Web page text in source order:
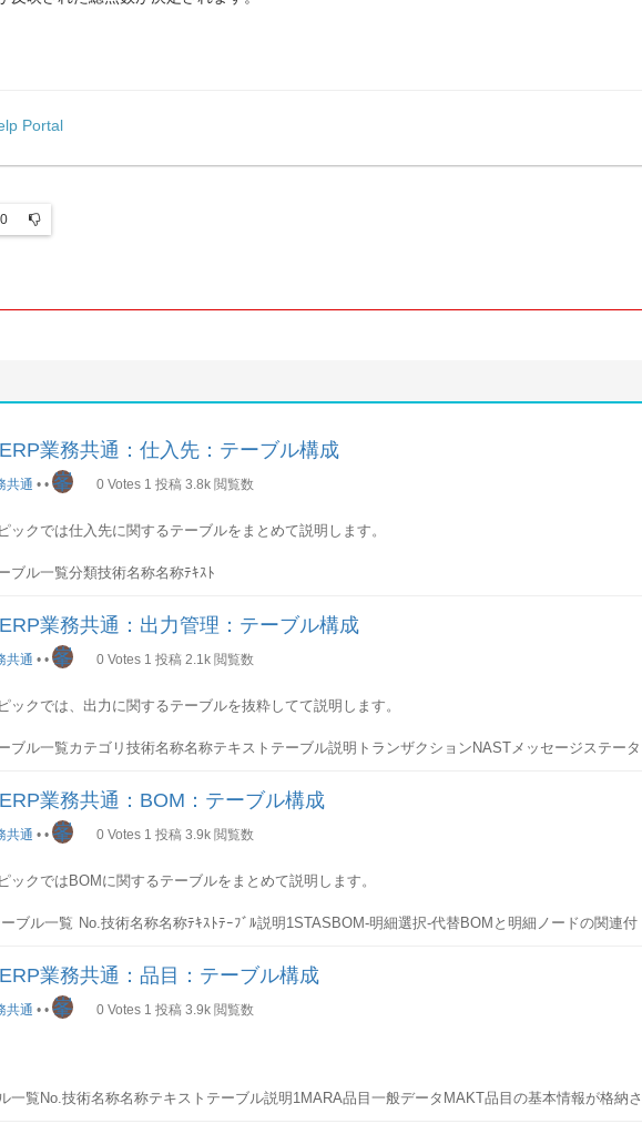
Portal
0
業務共通：仕入先：テーブル構成
共通 ••峯 0 Votes 1 投稿 3.8k 閲覧数
ックでは仕入先に関するテーブルをまとめて説明します。
ブル一覧分類技術名称名称ﾃｷｽﾄ
ョン)--LFB1仕入先マスタ(会社コード)--LFB5仕入先マスタ(督促処理データ)--LFBK仕入先マスタ
)--LFM1仕入先マスタ購買組織データ--LFZA許可されている代理受取人--WTY1仕入先部門--WYT3
能--トラン---テーブル関連図
)
ションでは各テーブル項目を抜粋して順次説明していきます。
ブル
PK技術名称名称説明○LIFNR仕入先コード- LAND1国コード- NAME1名称- DTAMSDME
DTAWS手数料コード- KTOKK勘定グループ- XCPDKワンタイム勘定- STCEG消費税登録
銀行情報が格納されます。
(抜粋)PK技術名称名称説明○LIFNR仕入先コード-○BANKS銀行国コード-○BANKL銀行コード-
(抜粋)
PK技術名称名称説明○LIFNR仕入先コード-○BUKRS会社コード- AKONT統制勘定-
支払方法- ZAHLS支払保留- ZTERM支払条件- QSSKZ源泉徴収税Cd- ---LFM1テーブル
INCO1インコタームズ- WEBRE入庫基準請求書- MEPRF価格設定日制御- EKGRP購買グル
業務共通：出力管理：テーブル構成
共通 ••峯 0 Votes 1 投稿 2.1k 閲覧数
ックでは、出力に関するテーブルを抜粋してて説明します。
ブル一覧 カテゴリ技術名称名称テキストテーブル説明トランザクションNASTメッセージステータ
出力カテゴリ・タイプに対するプログラム・フォーム・書類形式--詳細(トランザクション)
のレコード。
出力レコードが格納されます。
カテゴリ技術名称名称説明PKKAPPLApplicationEA:購買見積以来,EF:購買発注 etcOBJKY対象キ
伝票番号KSCHLメッセージタイプ-SPRAS言語-PARNR取引先-PARVWパートナ機能-ERDAT登録
登録時刻-出力制御NACHA送信媒体1:印刷,2:FAX etcANZAL送信タイミング3:専用機能により送
-DATVR処理日-UHRVR処理時間-その他MANUEマニュアル処理メッセージマニュアルフラグ※2---
の購買発注機能で、出力は最終承認時に実行させる必要があります。そこで、その以外の保存処
で登録されたメッセージは空白、ユーザがマニュアルで入力したメッセージはXに設定されます。
業務共通：BOM：テーブル構成
共通 ••峯 0 Votes 1 投稿 3.9k 閲覧数
ックではBOMに関するテーブルをまとめて説明します。
ブル一覧 No.技術名称名称ﾃｷｽﾄﾃｰﾌﾞﾙ説明1STASBOM-明細選択-代替BOMと明細ノードの関連付
副明細-BOMの副明細データを格納5STZU永続BOMデータ--テーブル関連図
BOM明細を示す明細番号(STLKN)は、BOM伝票単位で内部採番されるものである。データ構造は
替BOM→明細→副明細の4階層になっているが、BOM明細テーブル(STPO)に明細と代替BOMの
ダ
号4○STKOZカウンタ-5 BMEIN基本数量単位-6 BMENG基本数量-7 STLSTBOMステータス-8
業務共通：品目：テーブル構成
共通 ••峯 0 Votes 1 投稿 3.9k 閲覧数
一覧No.技術名称名称テキストテーブル説明1MARA品目一般データMAKT品目の基本情報が格納さ